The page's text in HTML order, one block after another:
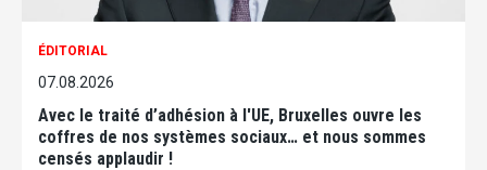
ÉDITORIAL
07.08.2026
Avec le traité d’adhésion à l'UE, Bruxelles ouvre les
coffres de nos systèmes sociaux… et nous sommes
censés applaudir !